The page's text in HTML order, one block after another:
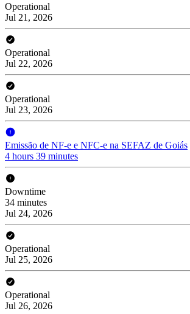
Operational
Jul 21, 2026
Operational
Jul 22, 2026
Operational
Jul 23, 2026
Emissão de NF-e e NFC-e na SEFAZ de Goiás
4 hours 39 minutes
Downtime
34 minutes
Jul 24, 2026
Operational
Jul 25, 2026
Operational
Jul 26, 2026